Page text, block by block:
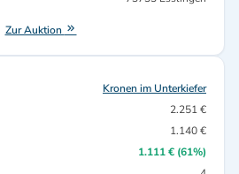
Zur Auktion
Kronen im Unterkiefer
2.251 €
1.140 €
1.111 € (61%)